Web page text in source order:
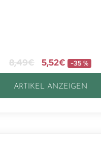
8,49€ 5,52€ -35 %
ARTIKEL ANZEIGEN